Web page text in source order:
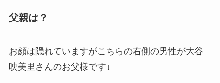
父親は？
お顔は隠れていますがこちらの右側の男性が大谷
映美里さんのお父様です↓